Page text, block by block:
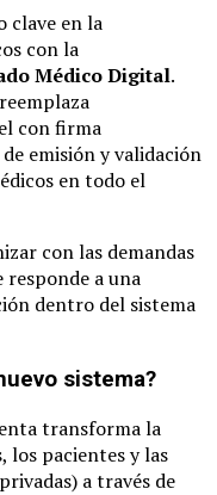
clave en la
con la
Médico Digital.
con firma
emisión y validación
en todo el
con las demandas
responde a una
dentro del sistema
sistema?
transforma la
los pacientes y las
a través de